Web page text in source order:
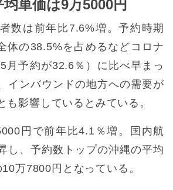
単価は9万5000円
数は前年比7.6%増。予約時期
体の38.5%を占めるなどコロナ
月予約が32.6％）に比べ早まっ
インバウンドの地方への需要が
も影響しているとみている。
円で前年比4.1％増。国内航
し、予約数トップの沖縄の平均
万7800円となっている。